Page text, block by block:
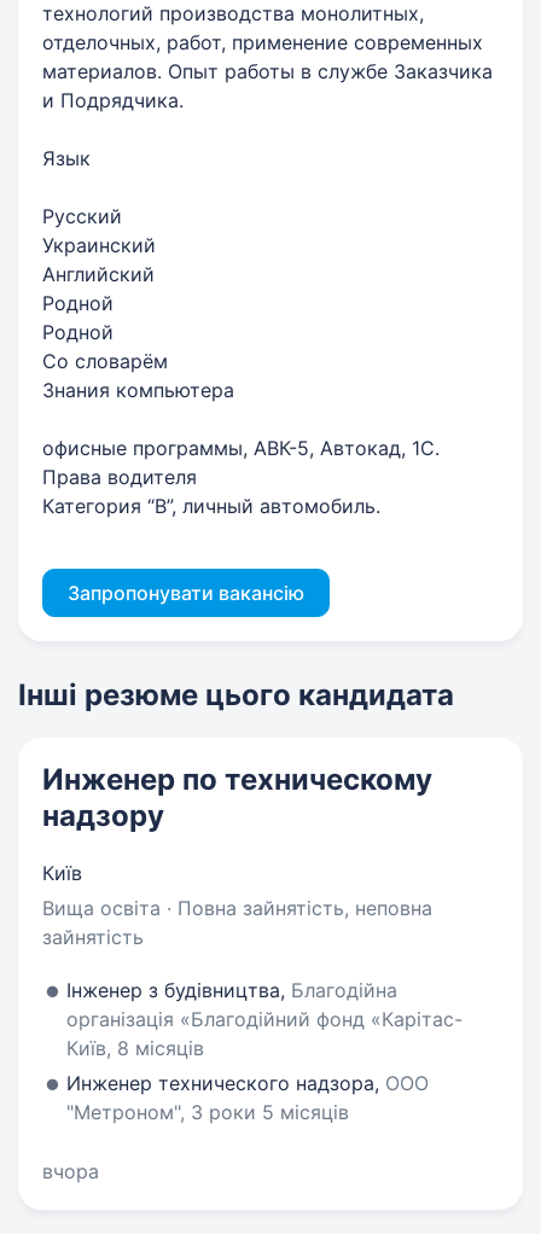
технологий производства монолитных,
отделочных, работ, применение современных
материалов. Опыт работы в службе Заказчика
и Подрядчика.
Язык
Русский
Украинский
Английский
Родной
Родной
Со словарём
Знания компьютера
офисные программы, АВК-5, Автокад, 1С.
Права водителя
Категория “B”, личный автомобиль.
Запропонувати вакансію
Інші резюме цього кандидата
Инженер по техническому
надзору
Київ
Вища освіта · Повна зайнятість, неповна
зайнятість
Інженер з будівництва, Благодійна
організація «Благодійний фонд «Карітас-
Київ, 8 місяців
Инженер технического надзора, ООО
"Метроном", 3 роки 5 місяців
вчора